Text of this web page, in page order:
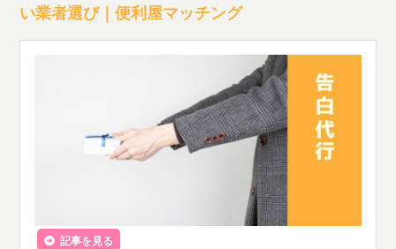
い業者選び｜便利屋マッチング
記事を見る